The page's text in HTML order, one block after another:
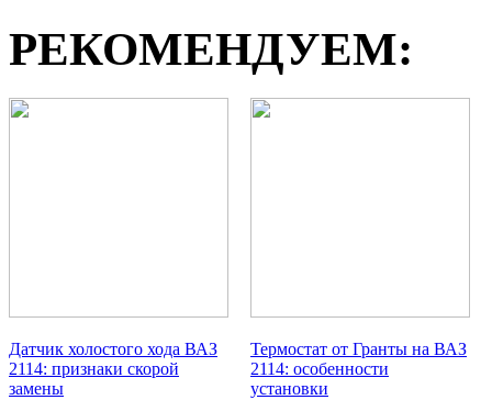
РЕКОМЕНДУЕМ:
Датчик холостого хода ВАЗ
2114: признаки скорой
замены
Термостат от Гранты на ВАЗ
2114: особенности
установки